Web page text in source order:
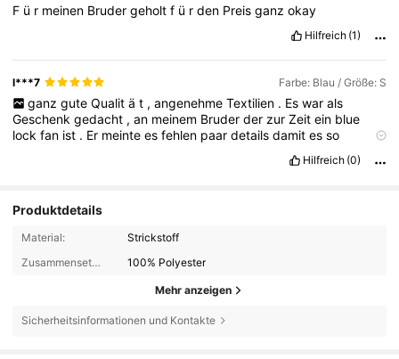
F ü r meinen Brudergeholtf ü rden Preisganzokay
Hilfreich (1)
l***7 Farbe: Blau / Größe: S
ganz gute Qualit ä t , angenehme Textilien . Es war als
Geschenkgedacht ,an meinem Bruderder zurZeitein blue
lockfan ist . Er meinteesfehlen paardetailsdamitesso
Hilfreich (0)
Produktdetails
Material:
Strickstoff
Zusammensetzung:
100% Polyester
Mehr anzeigen
Sicherheitsinformationen und Kontakte